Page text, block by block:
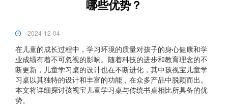
哪些优势？
2024-12-04
在儿童的成长过程中，学习环境的质量对孩子的身心健康和学
业成绩有着不可忽视的影响。随着科技的进步和教育理念的不
断更新，儿童学习桌的设计也在不断进化，其中孩视宝儿童学
习桌以其独特的设计和丰富的功能，在众多产品中脱颖而出。
本文将详细探讨孩视宝儿童学习桌与传统书桌相比所具备的优
势。